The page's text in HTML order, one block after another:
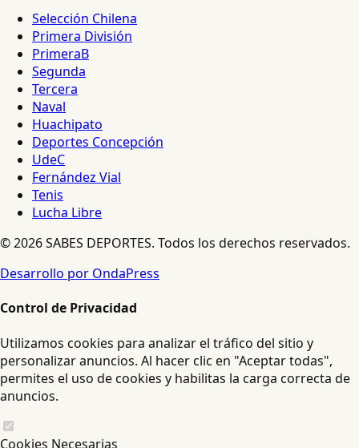
Selección Chilena
Primera División
PrimeraB
Segunda
Tercera
Naval
Huachipato
Deportes Concepción
UdeC
Fernández Vial
Tenis
Lucha Libre
© 2026 SABES DEPORTES. Todos los derechos reservados.
Desarrollo por OndaPress
Control de Privacidad
Utilizamos cookies para analizar el tráfico del sitio y
personalizar anuncios. Al hacer clic en "Aceptar todas",
permites el uso de cookies y habilitas la carga correcta de
anuncios.
Cookies Necesarias